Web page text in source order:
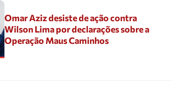
Omar Aziz desiste de ação contra
Wilson Lima por declarações sobre a
Operação Maus Caminhos